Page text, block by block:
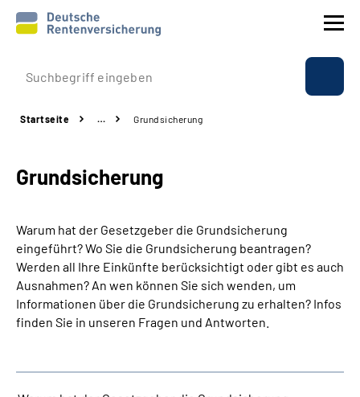
Prävention
Rente
Beratung & Kontakt
Experten
Über uns & Presse
Startseite … Grundsicherung
Grundsicherung
Warum hat der Gesetzgeber die Grundsicherung
eingeführt? Wo Sie die Grundsicherung beantragen?
Werden all Ihre Einkünfte berücksichtigt oder gibt es auch
Ausnahmen? An wen können Sie sich wenden, um
Informationen über die Grundsicherung zu erhalten? Infos
finden Sie in unseren Fragen und Antworten.